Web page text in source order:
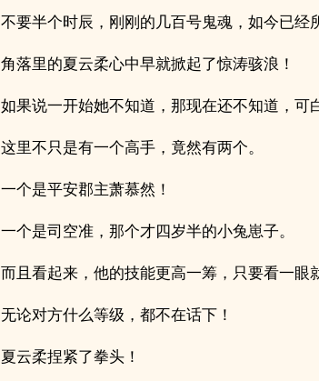
不要半个时辰，刚刚的几百号鬼魂，如今已经
角落里的夏云柔心中早就掀起了惊涛骇浪！
如果说一开始她不知道，那现在还不知道，可
这里不只是有一个高手，竟然有两个。
一个是平安郡主萧慕然！
一个是司空准，那个才四岁半的小兔崽子。
而且看起来，他的技能更高一筹，只要看一眼
无论对方什么等级，都不在话下！
夏云柔捏紧了拳头！